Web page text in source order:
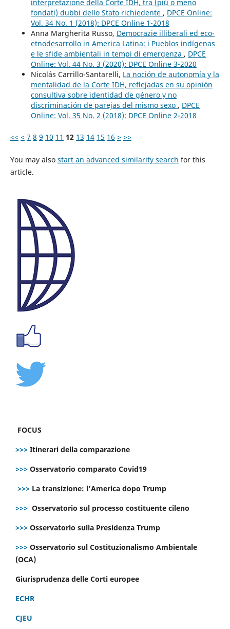
interpretazione della Corte IDH, tra (più o meno
fondati) dubbi dello Stato richiedente , DPCE Online:
Vol. 34 No. 1 (2018): DPCE Online 1-2018
Anna Margherita Russo, Democrazie illiberali ed eco-
etnodesarrollo in America Latina: i Pueblos indígenas
e le sfide ambientali in tempi di emergenza , DPCE
Online: Vol. 44 No. 3 (2020): DPCE Online 3-2020
Nicolás Carrillo-Santarelli, La noción de autonomía y la
mentalidad de la Corte IDH, reflejadas en su opinión
consultiva sobre identidad de género y no
discriminación de parejas del mismo sexo , DPCE
Online: Vol. 35 No. 2 (2018): DPCE Online 2-2018
<< < 7 8 9 10 11 12 13 14 15 16 > >>
You may also start an advanced similarity search for this
article.
FOCUS
>>> Itinerari della comparazione
>>> Osservatorio comparato Covid19
>>> La transizione: l’America dopo Trump
>>> Osservatorio sul processo costituente cileno
>>> Osservatorio sulla Presidenza Trump
>>> Osservatorio sul Costituzionalismo Ambientale
(OCA)
Giurisprudenza delle Corti europee
ECHR
CJEU